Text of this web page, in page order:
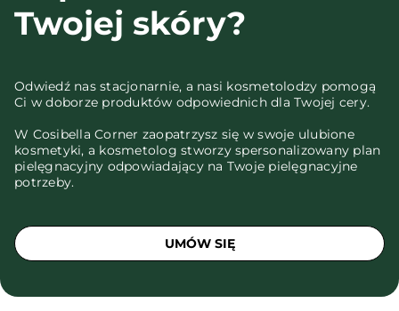
Twojej skóry?
Odwiedź nas stacjonarnie, a nasi kosmetolodzy pomogą
Ci w doborze produktów odpowiednich dla Twojej cery.
W Cosibella Corner zaopatrzysz się w swoje ulubione
kosmetyki, a kosmetolog stworzy spersonalizowany plan
pielęgnacyjny odpowiadający na Twoje pielęgnacyjne
potrzeby.
UMÓW SIĘ